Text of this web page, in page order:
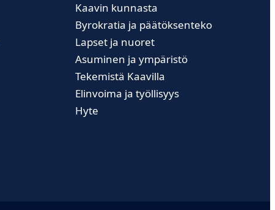
Kaavin kunnasta
Byrokratia ja päätöksenteko
Lapset ja nuoret
Asuminen ja ympäristö
Tekemistä Kaavilla
Elinvoima ja työllisyys
Hyte